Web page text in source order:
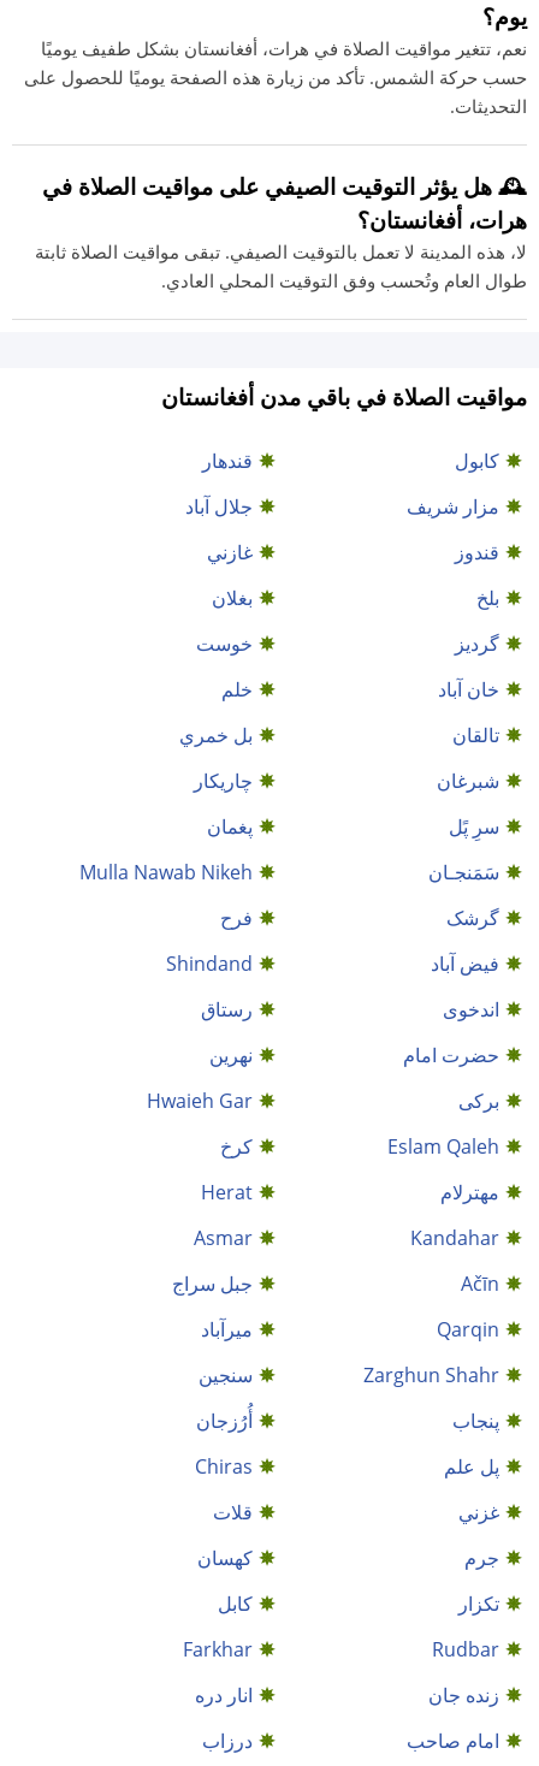
يوم؟
نعم، تتغير مواقيت الصلاة في هرات، أفغانستان بشكل طفيف يوميًا
حسب حركة الشمس. تأكد من زيارة هذه الصفحة يوميًا للحصول على
التحديثات.
🕰️ هل يؤثر التوقيت الصيفي على مواقيت الصلاة في
هرات، أفغانستان؟
لا، هذه المدينة لا تعمل بالتوقيت الصيفي. تبقى مواقيت الصلاة ثابتة
طوال العام وتُحسب وفق التوقيت المحلي العادي.
مواقيت الصلاة في باقي مدن أفغانستان
كابول
قندهار
مزار شريف
جلال آباد
قندوز
غازني
بلخ
بغلان
گردیز
خوست
خان آباد
خلم
تالقان
بل خمري
شبرغان
چاریکار
سرِ پًل
پغمان
سَمَنجـان
Mulla Nawab Nikeh
گرشک
فرح
فیض آباد
Shindand
اندخوى
رستاق
حضرت امام
نهرین
برکی
Hwaieh Gar
Eslam Qaleh
کرخ
مهترلام
Herat
Kandahar
Asmar
Ačīn
جبل سراج
Qarqin
میرآباد
Zarghun Shahr
سنجين
پنجاب
أُرُزجان
پل علم
Chiras
غزني
قلات
جرم
کهسان
تکزار
کابل
Rudbar
Farkhar
زنده جان
انار دره
امام صاحب
درزاب